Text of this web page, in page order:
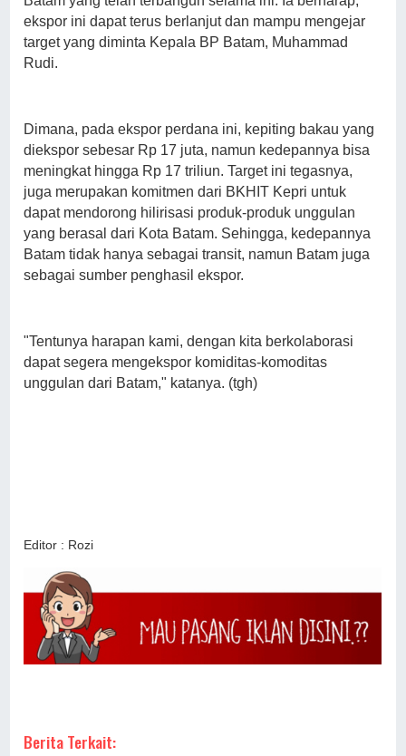
ekspor ini dapat terus berlanjut dan mampu mengejar
target yang diminta Kepala BP Batam, Muhammad
Rudi.
Dimana, pada ekspor perdana ini, kepiting bakau yang
diekspor sebesar Rp 17 juta, namun kedepannya bisa
meningkat hingga Rp 17 triliun. Target ini tegasnya,
juga merupakan komitmen dari BKHIT Kepri untuk
dapat mendorong hilirisasi produk-produk unggulan
yang berasal dari Kota Batam. Sehingga, kedepannya
Batam tidak hanya sebagai transit, namun Batam juga
sebagai sumber penghasil ekspor.
"Tentunya harapan kami, dengan kita berkolaborasi
dapat segera mengekspor komiditas-komoditas
unggulan dari Batam," katanya. (tgh)
Editor : Rozi
Berita Terkait: